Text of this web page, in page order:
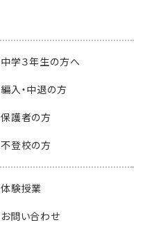
中学３年生の方へ
編入・中退の方
保護者の方
不登校の方
体験授業
お問い合わせ